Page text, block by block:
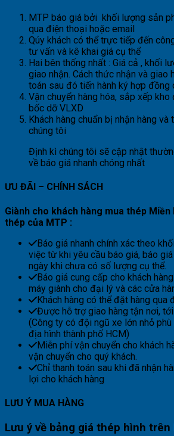
MTP báo giá bởi khối lượng sản
qua điện thoại hoặc email
Qúy khách có thể trực tiếp đến
tư vấn và kê khai giá cụ thể
Hai bên thống nhất : Giá cả , khối
giao nhận. Cách thức nhận và giao
toán sau đó tiến hành ký hợp đồng
Vận chuyển hàng hóa, sắp xếp
bốc dỡ VLXD
Khách hàng chuẩn bị nhận hàng
chúng tôi
Định kì chúng tôi sẽ cập nhật
về báo giá nhanh chóng nhất
ƯU ĐÃI – CHÍNH SÁCH
Giành cho khách hàng mua thép
thép của MTP :
Báo giá nhanh chính xác theo
việc từ khi yêu cầu báo giá, báo
ngày khi chưa có số lượng cụ thể.
Báo giá cung cấp cho khách
máy giành cho đại lý và các cửa
Khách hàng có thể đặt hàng qua
Được hỗ trợ giao hàng tận nơi,
(Công ty có đội ngũ xe lớn nhỏ
địa hình thành phố HCM)
Miễn phí vận chuyển cho khách
vận chuyển cho quý khách.
Chỉ thanh toán sau khi đã nhận
lợi cho khách hàng
LƯU Ý MUA HÀNG
Lưu ý về bảng giá thép hình trên